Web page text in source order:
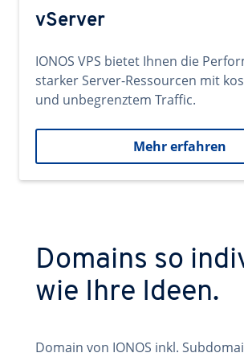
vServer
IONOS VPS bietet Ihnen die
starker Server-Ressourcen mit
und unbegrenztem Traffic.
Mehr erfahren
Domains so
wie Ihre Ideen.
Domain von IONOS inkl.